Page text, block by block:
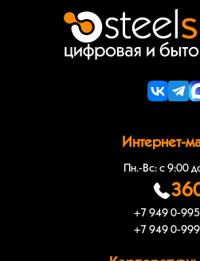
Интернет-
Пн.-Вс: с 9:00
+7 949 0-
+7 949 0-